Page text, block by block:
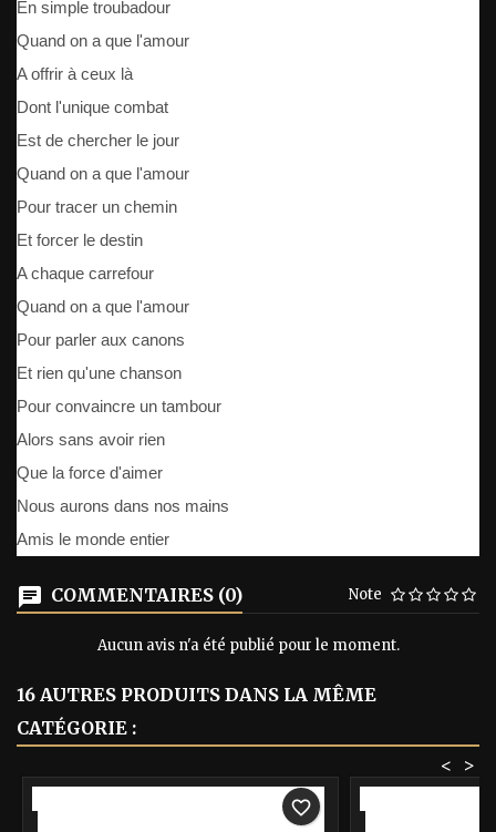
En simple troubadour
Quand on a que l'amour
A offrir à ceux là
Dont l'unique combat
Est de chercher le jour
Quand on a que l'amour
Pour tracer un chemin
Et forcer le destin
A chaque carrefour
Quand on a que l'amour
Pour parler aux canons
Et rien qu'une chanson
Pour convaincre un tambour
Alors sans avoir rien
Que la force d'aimer
Nous aurons dans nos mains
Amis le monde entier
COMMENTAIRES (0) Note
Aucun avis n'a été publié pour le moment.
16 AUTRES PRODUITS DANS LA MÊME
CATÉGORIE :
>
<
favorite_border